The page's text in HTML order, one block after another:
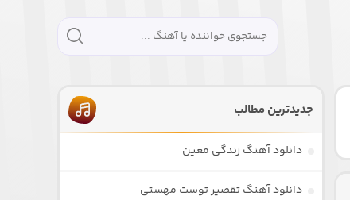
جدیدترین مطالب
دانلود آهنگ زندگی معین
دانلود آهنگ تقصیر توست مهستی